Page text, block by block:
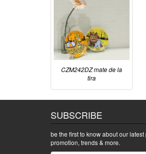
CZM242DZ mate de la
tira
SUBSCRIBE
be the first to know about our latest
promotion, trends & more.